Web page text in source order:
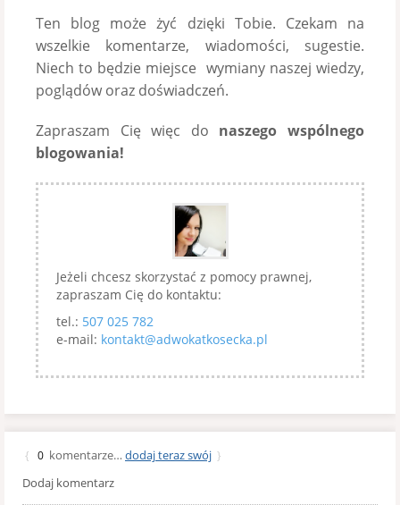
Ten blog może żyć dzięki Tobie. Czekam na
wszelkie komentarze, wiadomości, sugestie.
Niech to będzie miejsce wymiany naszej wiedzy,
poglądów oraz doświadczeń.
Zapraszam Cię więc do naszego wspólnego
blogowania!
Jeżeli chcesz skorzystać z pomocy prawnej,
zapraszam Cię do kontaktu:
tel.: 507 025 782
e-mail: kontakt@adwokatkosecka.pl
{ 0 komentarze… dodaj teraz swój }
Dodaj komentarz